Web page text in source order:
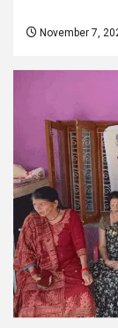
November 7,